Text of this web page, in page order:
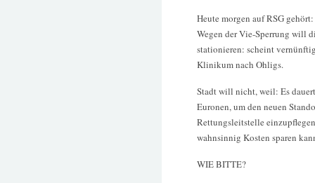
Heute morgen auf RSG gehört:
Wegen der Vie-Sperrung will
stationieren: scheint
Klinikum nach Ohligs.
Stadt will nicht, weil: Es
Euronen, um den neuen
Rettungsleitstelle
wahnsinnig Kosten sparen
WIE BITTE?